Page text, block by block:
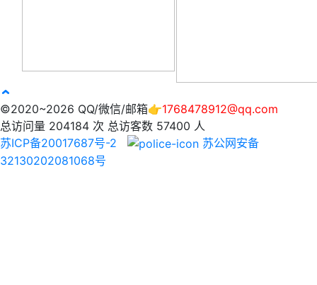
©2020~2026 QQ/微信/邮箱👉1768478912@qq.com
总访问量 204184 次 总访客数 57400 人
苏ICP备20017687号-2
苏公网安备
32130202081068号